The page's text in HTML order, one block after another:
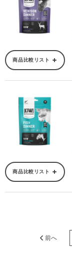
商品比較リスト
商品比較リスト
前へ